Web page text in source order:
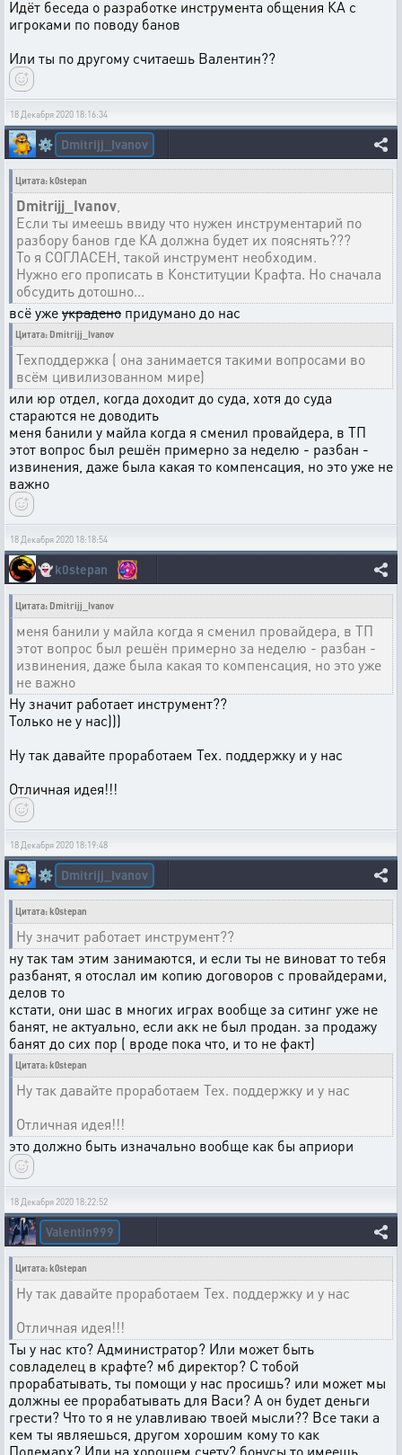
Идёт беседа о разработке инструмента общения КА с
игроками по поводу банов
Или ты по другому считаешь Валентин??
18 Декабря 2020 18:16:34
⚙️ Dmitrijj_Ivanov
Цитата: k0stepan
Dmitrijj_Ivanov
Если ты имеешь ввиду что нужен инструментарий по
разбору банов где КА должна будет их пояснять???
То я СОГЛАСЕН, такой инструмент необходим.
Нужно его прописать в Конституции Крафта. Но сначала
обсудить дотошно...
всё ужеукрадено придумано до нас
Цитата: Dmitrijj_Ivanov
Техподдержка ( она занимается такими вопросами во
всём цивилизованном мире)
или юр отдел, когда доходит до суда, хотя до суда
стараются не доводить
меня банили у майла когда я сменил провайдера, в ТП
этот вопрос был решён примерно за неделю - разбан -
извинения, даже была какая то компенсация, но это уже не
важно
18 Декабря 2020 18:18:54
👻k0stepan
Цитата: Dmitrijj_Ivanov
меня банили у майла когда я сменил провайдера, в ТП
этот вопрос был решён примерно за неделю - разбан -
извинения, даже была какая то компенсация, но это уже
не важно
Ну значит работает инструмент??
Только не у нас)))
Ну так давайте проработаем Тех. поддержку и у нас
Отличная идея!!!
18 Декабря 2020 18:19:48
⚙️ Dmitrijj_Ivanov
Цитата: k0stepan
Ну значит работает инструмент??
ну так там этим занимаются, и если ты не виноват то тебя
разбанят, я отослал им копию договоров с провайдерами,
делов то
кстати, они шас в многих играх вообще за ситинг уже не
банят, не актуально, если акк не был продан. за продажу
банят до сих пор ( вроде пока что, и то не факт)
Цитата: k0stepan
Ну так давайте проработаем Тех. поддержку и у нас
Отличная идея!!!
это должно быть изначально вообще как бы априори
18 Декабря 2020 18:22:52
Valentin999
Цитата: k0stepan
Ну так давайте проработаем Тех. поддержку и у нас
Отличная идея!!!
Ты у нас кто? Администратор? Или может быть
совладелец в крафте? мб директор? С тобой
прорабатывать, ты помощи у нас просишь? или может мы
должны ее прорабатывать для Васи? А он будет деньги
грести? Что то я не улавливаю твоей мысли?? Все таки а
кем ты являешься, другом хорошим кому то как
Полемарх? Или на хорошем счету? бонусы то имеешь